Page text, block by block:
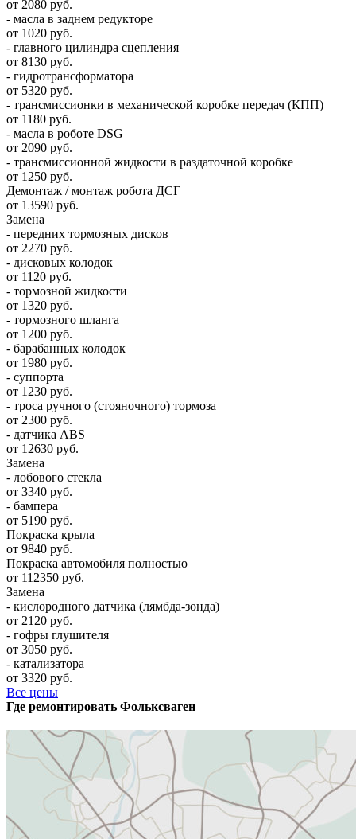
от 2080 руб.
- масла в заднем редукторе
от 1020 руб.
- главного цилиндра сцепления
от 8130 руб.
- гидротрансформатора
от 5320 руб.
- трансмиссионки в механической коробке передач (КПП)
от 1180 руб.
- масла в роботе DSG
от 2090 руб.
- трансмиссионной жидкости в раздаточной коробке
от 1250 руб.
Демонтаж / монтаж робота ДСГ
от 13590 руб.
Замена
- передних тормозных дисков
от 2270 руб.
- дисковых колодок
от 1120 руб.
- тормозной жидкости
от 1320 руб.
- тормозного шланга
от 1200 руб.
- барабанных колодок
от 1980 руб.
- суппорта
от 1230 руб.
- троса ручного (стояночного) тормоза
от 2300 руб.
- датчика ABS
от 12630 руб.
Замена
- лобового стекла
от 3340 руб.
- бампера
от 5190 руб.
Покраска крыла
от 9840 руб.
Покраска автомобиля полностью
от 112350 руб.
Замена
- кислородного датчика (лямбда-зонда)
от 2120 руб.
- гофры глушителя
от 3050 руб.
- катализатора
от 3320 руб.
Все цены
Где ремонтировать Фолькcваген